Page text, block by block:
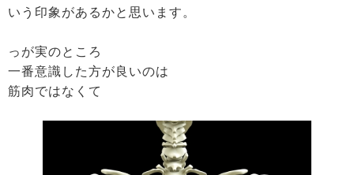
いう印象があるかと思います。
っが実のところ
一番意識した方が良いのは
筋肉ではなくて